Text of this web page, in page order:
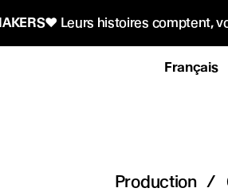
histoires comptent, votre
Production /